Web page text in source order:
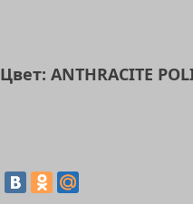
Цвет: ANTHRACITE